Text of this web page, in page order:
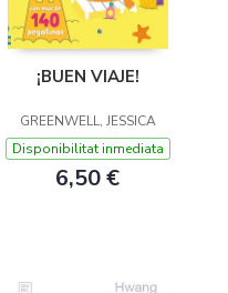
¡BUEN VIAJE!
GREENWELL, JESSICA
Disponibilitat inmediata
6,50 €